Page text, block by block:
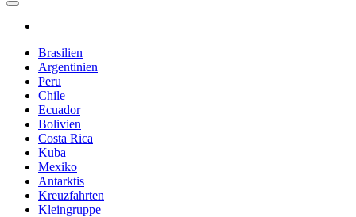
Brasilien
Argentinien
Peru
Chile
Ecuador
Bolivien
Costa Rica
Kuba
Mexiko
Antarktis
Kreuzfahrten
Kleingruppe